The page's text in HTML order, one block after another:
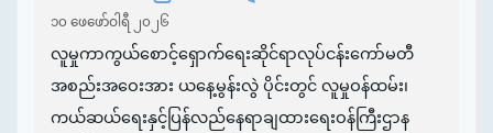
၁၀ ဖေဖော်ဝါရီ ၂၀၂၆
လူမှုကာကွယ်စောင့်ရှောက်ရေးဆိုင်ရာလုပ်ငန်းကော်မတီ
အစည်းအဝေးအား ယနေ့မွန်းလွဲ ပိုင်းတွင် လူမှုဝန်ထမ်း၊
ကယ်ဆယ်ရေးနှင့်ပြန်လည်နေရာချထားရေးဝန်ကြီးဌာန